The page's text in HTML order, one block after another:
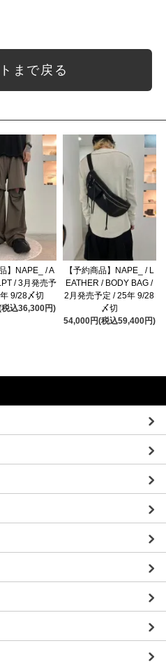
まで戻る
】NAPE_ / A
/ 3月発売予
9/28〆切
込36,300円)
【予約商品】NAPE_ / L
EATHER / BODY BAG /
2月発売予定 / 25年 9/28
〆切
54,000円(税込59,400円)